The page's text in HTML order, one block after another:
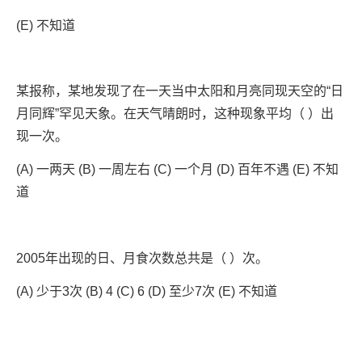
(E) 不知道
某报称，某地发现了在一天当中太阳和月亮同现天空的“日
月同辉”罕见天象。在天气晴朗时，这种现象平均（ ）出
现一次。
(A) 一两天 (B) 一周左右 (C) 一个月 (D) 百年不遇 (E) 不知
道
2005年出现的日、月食次数总共是（ ）次。
(A) 少于3次 (B) 4 (C) 6 (D) 至少7次 (E) 不知道